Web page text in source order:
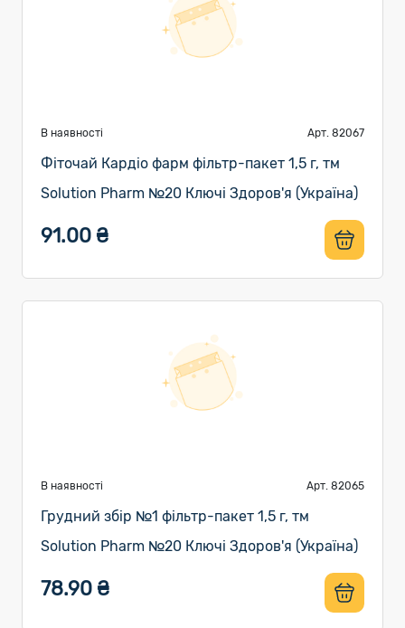
В наявності Арт. 82067
Фіточай Кардіо фарм фільтр-пакет 1,5 г, тм
Solution Pharm №20 Ключі Здоров'я (Україна)
91.00 ₴
В наявності Арт. 82065
Грудний збір №1 фільтр-пакет 1,5 г, тм
Solution Pharm №20 Ключі Здоров'я (Україна)
78.90 ₴